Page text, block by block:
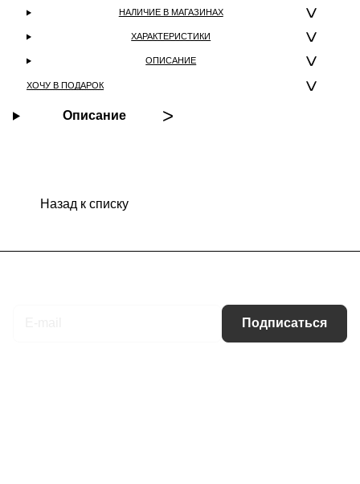
НАЛИЧИЕ В МАГАЗИНАХ
ХАРАКТЕРИСТИКИ
ОПИСАНИЕ
ХОЧУ В ПОДАРОК
Описание
Назад к списку
Подписаться